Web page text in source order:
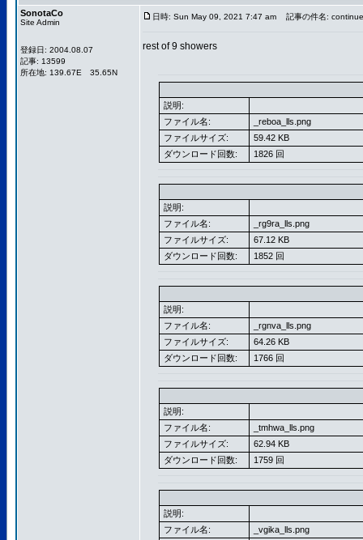
SonotaCo
Site Admin
登録日: 2004.08.07
記事: 13599
所在地: 139.67E 35.65N
日時: Sun May 09, 2021 7:47 am 記事の件名:
rest of 9 showers
説明:
ファイル名:
_reboa_lls.png
ファイルサイズ:
59.42 KB
ダウンロード回数:
1826 回
説明:
ファイル名:
_rg9ra_lls.png
ファイルサイズ:
67.12 KB
ダウンロード回数:
1852 回
説明:
ファイル名:
_rgnva_lls.png
ファイルサイズ:
64.26 KB
ダウンロード回数:
1766 回
説明:
ファイル名:
_tmhwa_lls.png
ファイルサイズ:
62.94 KB
ダウンロード回数:
1759 回
説明:
ファイル名:
_vgika_lls.png